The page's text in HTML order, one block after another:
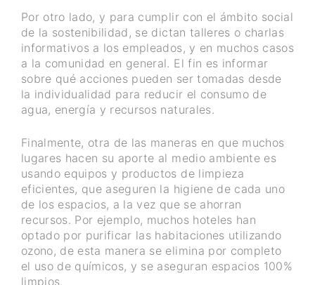
Por otro lado, y para cumplir con el ámbito social
de la sostenibilidad, se dictan talleres o charlas
informativos a los empleados, y en muchos casos
a la comunidad en general. El fin es informar
sobre qué acciones pueden ser tomadas desde
la individualidad para reducir el consumo de
agua, energía y recursos naturales.
Finalmente, otra de las maneras en que muchos
lugares hacen su aporte al medio ambiente es
usando equipos y productos de limpieza
eficientes, que aseguren la higiene de cada uno
de los espacios, a la vez que se ahorran
recursos. Por ejemplo, muchos hoteles han
optado por purificar las habitaciones utilizando
ozono, de esta manera se elimina por completo
el uso de químicos, y se aseguran espacios 100%
limpios.